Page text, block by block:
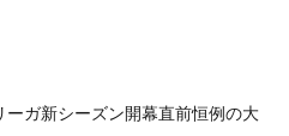
ガ新シーズン開幕直前恒例の大